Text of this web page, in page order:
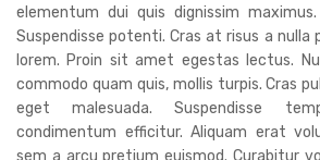
elementum dui quis dignissim
Suspendisse potenti. Cras at risus a
lorem. Proin sit amet egestas lectus.
commodo quam quis, mollis turpis. Cras
eget malesuada. Suspendisse
condimentum efficitur. Aliquam erat